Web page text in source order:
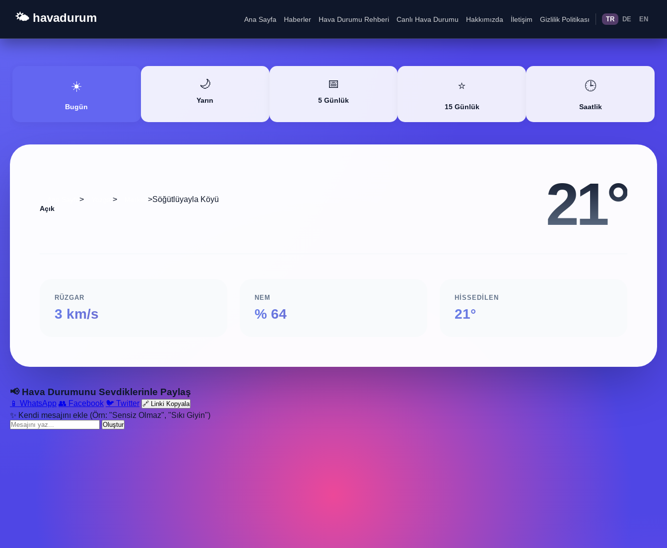
🌤️ havadurum Ana Sayfa Haberler Hava Durumu Rehberi Canlı Hava Durumu Hakkımızda İletişim Gizlilik Politikası TR DE EN
☀️
Bugün
🌙
Yarın
📅
5 Günlük
⭐
15 Günlük
🕒
Saatlik
> > >Söğütlüyayla Köyü
Açık 21°
RÜZGAR
3 km/s
NEM
% 64
HISSEDILEN
21°
📢 Hava Durumunu Sevdiklerinle Paylaş
📱 WhatsApp 👥 Facebook 🐦 Twitter 🔗 Linki Kopyala
✨ Kendi mesajını ekle (Örn: "Sensiz Olmaz", "Sıkı Giyin")
Oluştur